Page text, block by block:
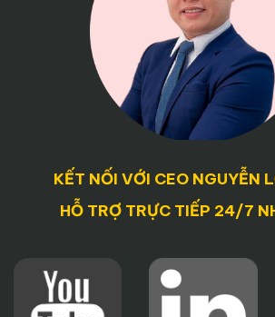
KẾT NỐI VỚI CEO NGUYỄN
HỖ TRỢ TRỰC TIẾP 24/7